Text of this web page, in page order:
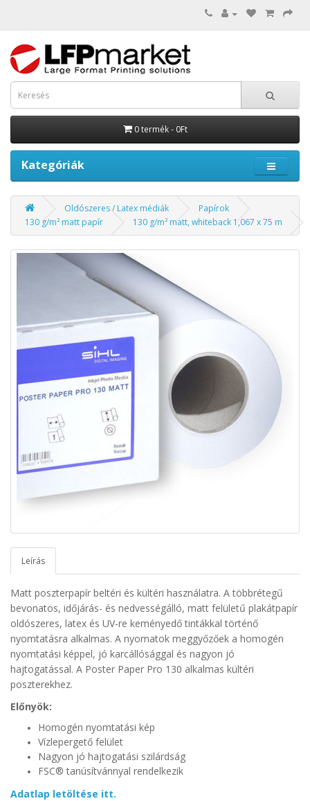
0 termék - 0Ft
Kategóriák
Oldószeres / Latex médiák
Papírok
130 g/m² matt papír
130 g/m² matt, whiteback 1,067 x 75 m
Leírás
Matt poszterpapír beltéri és kültéri használatra. A többrétegű
bevonatos, időjárás- és nedvességálló, matt felületű plakátpapír
oldószeres, latex és UV-re keményedő tintákkal történő
nyomtatásra alkalmas. A nyomatok meggyőzőek a homogén
nyomtatási képpel, jó karcállósággal és nagyon jó
hajtogatással. A Poster Paper Pro 130 alkalmas kültéri
poszterekhez.
Előnyök:
Homogén nyomtatási kép
Vízlepergető felület
Nagyon jó hajtogatási szilárdság
FSC® tanúsítvánnyal rendelkezik
Adatlap letöltése itt.